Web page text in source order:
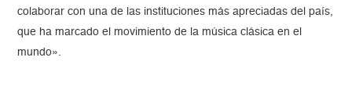
colaborar con una de las instituciones más apreciadas del país,
que ha marcado el movimiento de la música clásica en el
mundo».